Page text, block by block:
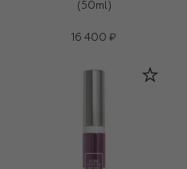
(50ml)
16 400 ₽